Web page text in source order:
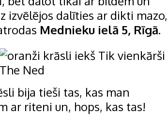
izvēlējos dalīties ar dikti mazo,
Mednieku ielā 5, Rīgā.
bija tieši tas, kas man
ar riteni un, hops, kas tas!